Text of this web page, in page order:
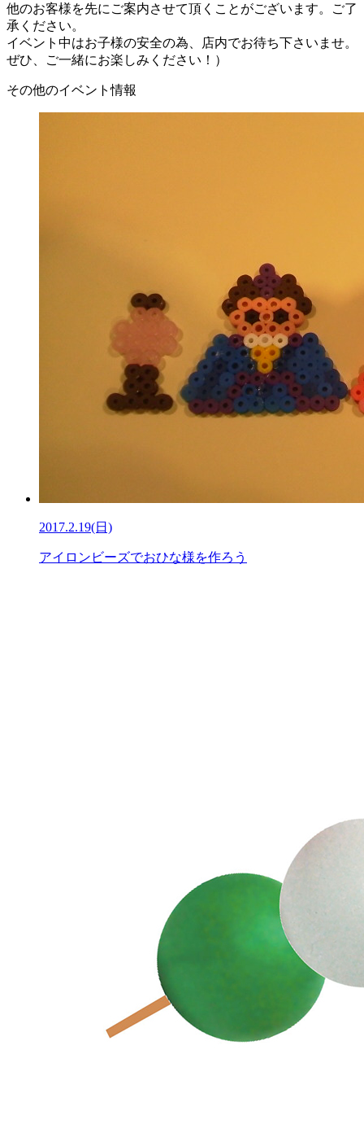
他のお客様を先にご案内させて頂くことがございます。ご了
承ください。
イベント中はお子様の安全の為、店内でお待ち下さいませ。
ぜひ、ご一緒にお楽しみください！）
その他のイベント情報
2017.2.19(日)
アイロンビーズでおひな様を作ろう